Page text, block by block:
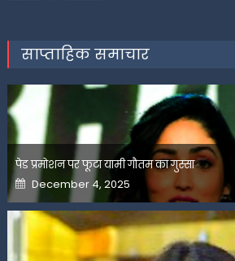
साप्ताहिक समाचार
पेड प्रमोशन पर फूटा यामी गौतम का गुस्सा
Posted
on
December 4, 2025